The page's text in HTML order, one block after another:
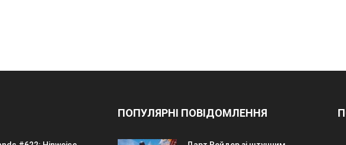
ПОПУЛЯРНІ ПОВІДОМЛЕННЯ